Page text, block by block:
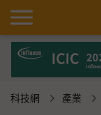
科技網 產業